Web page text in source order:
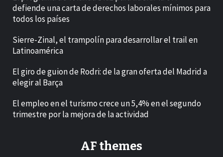
defiende una carta de derechos laborales mínimos para
todos los países
Sierre-Zinal, el trampolín para desarrollar el trail en
Latinoamérica
El giro de guion de Rodri: de la gran oferta del Madrid a
elegir al Barça
El empleo en el turismo crece un 5,4% en el segundo
trimestre por la mejora de la actividad
AF themes